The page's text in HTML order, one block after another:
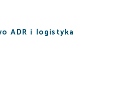
ADR i logistyka